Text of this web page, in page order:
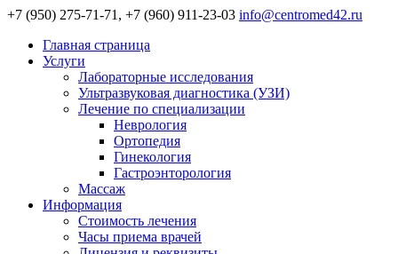
+7 (950) 275-71-71, +7 (960) 911-23-03 info@centromed42.ru
Главная страница
Услуги
Лабораторные исследования
Ультразвуковая диагностика (УЗИ)
Лечение по специализации
Неврология
Ортопедия
Гинекология
Гастроэнторология
Массаж
Информация
Стоимость лечения
Часы приема врачей